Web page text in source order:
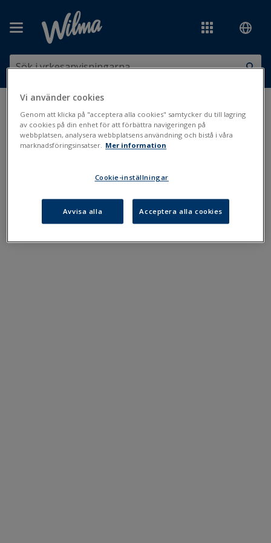
Utskrifter och blanketter
studier och stöd> Tillgodoräknande
Tillgodoräknande
Sammanfattning av erkännande av kunnande (Studerande)
Vi använder cookies
Genom att klicka på "acceptera alla cookies" samtycker du till lagring
av cookies på din enhet för att förbättra navigeringen på
webbplatsen, analysera webbplatsens användning och bistå i våra
marknadsföringsinsatser. Mer information
Cookie-inställningar
Avvisa alla Acceptera alla cookies